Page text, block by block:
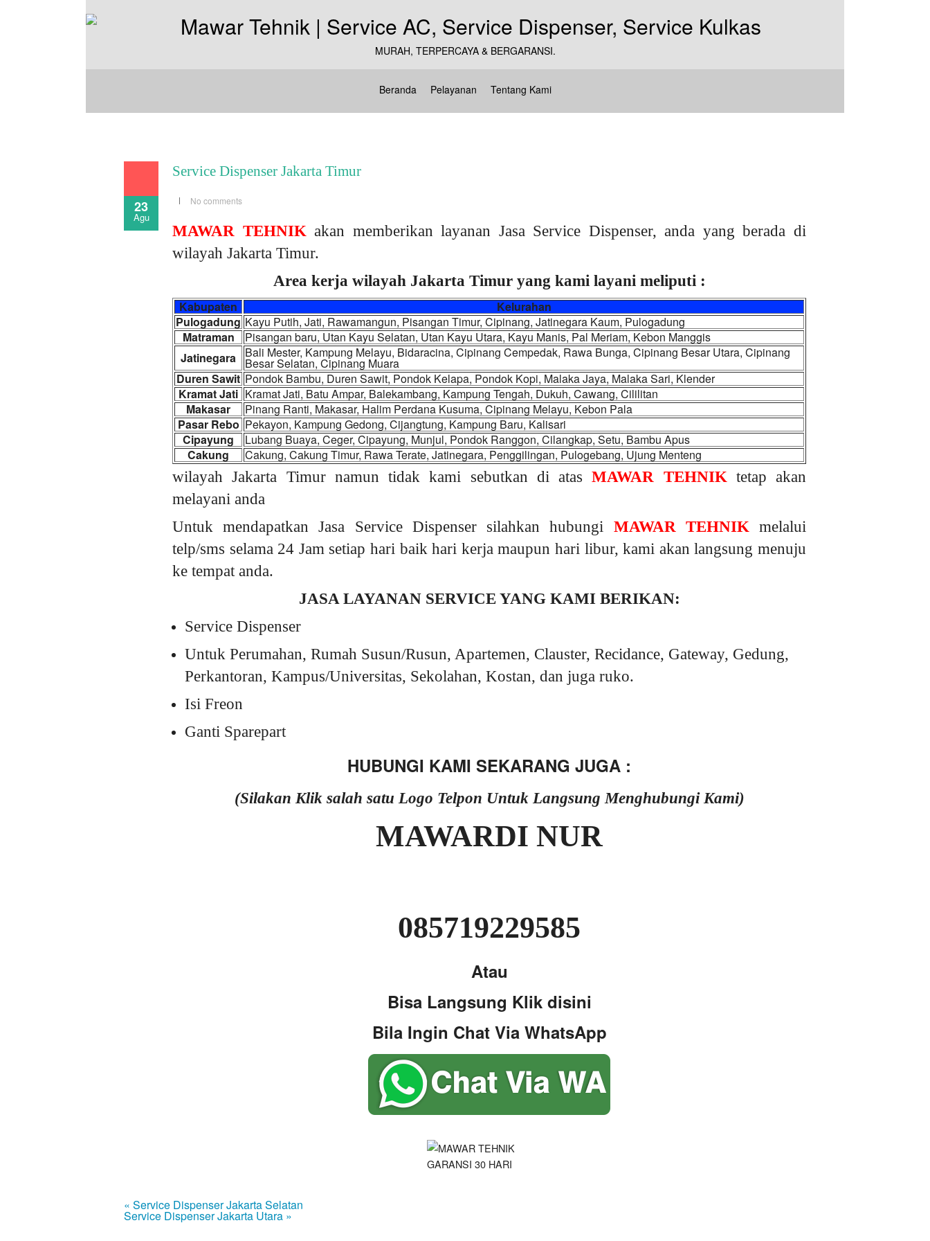
MURAH, TERPERCAYA & BERGARANSI.
Beranda Pelayanan Tentang Kami
23
Agu
Service Dispenser Jakarta Timur
No comments
MAWAR TEHNIKakan memberikan layanan Jasa Service Dispenser, anda yang berada di
wilayah Jakarta Timur.
Area kerja wilayah Jakarta Timur yang kami layani meliputi :
Kabupaten
Kelurahan
Pulogadung Kayu Putih, Jati, Rawamangun, Pisangan Timur, Cipinang, Jatinegara Kaum, Pulogadung
Matraman
Pisangan baru, Utan Kayu Selatan, Utan Kayu Utara, Kayu Manis, Pal Meriam, Kebon Manggis
Jatinegara
Bali Mester, Kampung Melayu, Bidaracina, Cipinang Cempedak, Rawa Bunga, Cipinang Besar Utara, Cipinang
Besar Selatan, Cipinang Muara
Duren Sawit Pondok Bambu, Duren Sawit, Pondok Kelapa, Pondok Kopi, Malaka Jaya, Malaka Sari, Klender
Kramat Jati Kramat Jati, Batu Ampar, Balekambang, Kampung Tengah, Dukuh, Cawang, Cililitan
Makasar
Pinang Ranti, Makasar, Halim Perdana Kusuma, Cipinang Melayu, Kebon Pala
Pasar Rebo Pekayon, Kampung Gedong, Cijangtung, Kampung Baru, Kalisari
Cipayung
Lubang Buaya, Ceger, Cipayung, Munjul, Pondok Ranggon, Cilangkap, Setu, Bambu Apus
Cakung
Cakung, Cakung Timur, Rawa Terate, Jatinegara, Penggilingan, Pulogebang, Ujung Menteng
wilayah Jakarta Timur namun tidak kami sebutkan di atasMAWAR TEHNIKtetap akan
melayani anda
Untuk mendapatkan Jasa Service Dispenser silahkan hubungi MAWAR TEHNIKmelalui
telp/sms selama 24 Jam setiap hari baik hari kerja maupun hari libur, kami akan langsung menuju
ke tempat anda.
JASA LAYANAN SERVICE YANG KAMI BERIKAN:
Service Dispenser
Untuk Perumahan, Rumah Susun/Rusun, Apartemen, Clauster, Recidance, Gateway, Gedung,
Perkantoran, Kampus/Universitas, Sekolahan, Kostan, dan juga ruko.
Isi Freon
Ganti Sparepart
HUBUNGI KAMI SEKARANG JUGA :
(Silakan Klik salah satu Logo Telpon Untuk Langsung Menghubungi Kami)
MAWARDI NUR
085719229585
Atau
Bisa Langsung Klik disini
Bila Ingin Chat Via WhatsApp
« Service Dispenser Jakarta Selatan
Service Dispenser Jakarta Utara »